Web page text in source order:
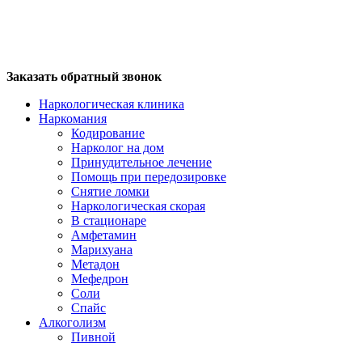
Заказать обратный звонок
Наркологическая клиника
Наркомания
Кодирование
Нарколог на дом
Принудительное лечение
Помощь при передозировке
Снятие ломки
Наркологическая скорая
В стационаре
Амфетамин
Марихуана
Метадон
Мефедрон
Соли
Спайс
Алкоголизм
Пивной